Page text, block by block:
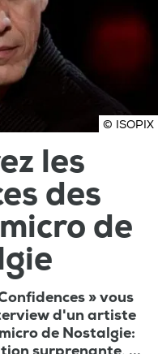
© ISOPIX
les
des
de
» vous
d'un artiste
de Nostalgie: